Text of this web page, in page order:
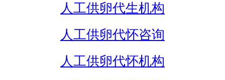
人工供卵代生机构
人工供卵代怀咨询
人工供卵代怀机构